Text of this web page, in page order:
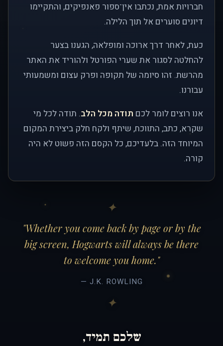
חברויות אמת, נכתבו אין־ספור פאנפיקים, והתקיימו
דיונים סוערים אל תוך הלילה.
כעת, לאחר דרך ארוכה ומופלאה, הגענו בצער
להחלטה לסגור את שערי הפורטל ולהוריד את האתר
מהרשת. זהו סיומה של תקופה ופרק עצום ומשמעותי
עבורנו.
אנו רוצים לומר לכם תודה מכל הלב. תודה לכל מי
שקרא, כתב, התווכח, שיתף ולקח חלק ביצירת המקום
המיוחד הזה. בלעדיכם, כל הקסם הזה פשוט לא היה
קורה.
"Whether you come back by page or by the
big screen, Hogwarts will always be there
to welcome you home."
— J.K. ROWLING
שלכם תמיד,